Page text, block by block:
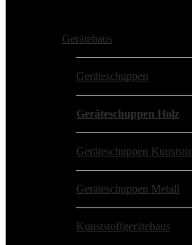
Gerätehaus
Geräteschuppen
Geräteschuppen Holz
Geräteschuppen
Geräteschuppen Metall
Kunststoffgerätehaus